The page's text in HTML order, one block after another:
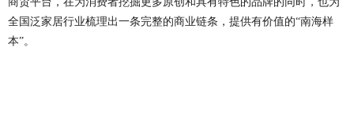
全国泛家居行业梳理出一条完整的商业链条，提供有价值的“南海样
本”。